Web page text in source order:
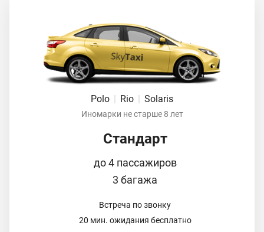
Polo | Rio | Solaris
Иномарки не старше 8 лет
Стандарт
до 4 пассажиров
3 багажа
Встреча по звонку
20 мин. ожидания бесплатно